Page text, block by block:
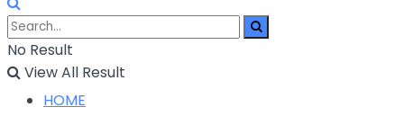
No Result
View All Result
HOME